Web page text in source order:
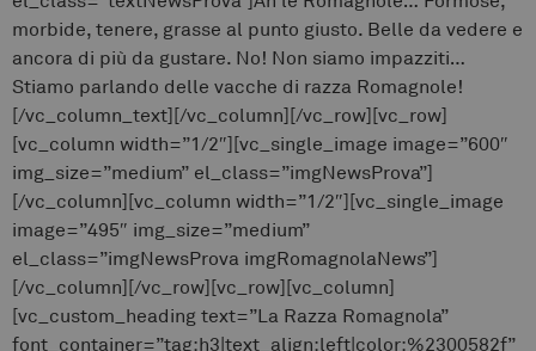
morbide, tenere, grasse al punto giusto. Belle da vedere e
ancora di più da gustare. No! Non siamo impazziti…
Stiamo parlando delle vacche di razza Romagnole!
[/vc_column_text][/vc_column][/vc_row][vc_row]
[vc_column width=”1/2″][vc_single_image image=”600″
img_size=”medium” el_class=”imgNewsProva”]
[/vc_column][vc_column width=”1/2″][vc_single_image
image=”495″ img_size=”medium”
el_class=”imgNewsProva imgRomagnolaNews”]
[/vc_column][/vc_row][vc_row][vc_column]
[vc_custom_heading text=”La Razza Romagnola”
font_container=”tag:h3|text_align:left|color:%2300582f”